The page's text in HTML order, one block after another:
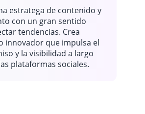
estratega de contenido y
con un gran sentido
tendencias. Crea
innovador que impulsa el
y la visibilidad a largo
plataformas sociales.